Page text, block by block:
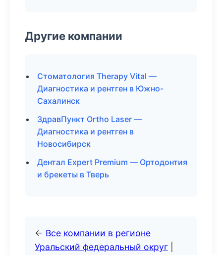
Другие компании
Стоматология Therapy Vital —
Диагностика и рентген в Южно-
Сахалинск
ЗдравПункт Ortho Laser —
Диагностика и рентген в
Новосибирск
Дентал Expert Premium — Ортодонтия
и брекеты в Тверь
← Все компании в регионе
Уральский федеральный округ